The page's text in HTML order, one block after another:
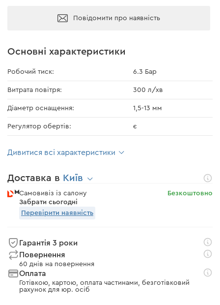
Повідомити про наявність
Основні характеристики
Робочий тиск: 6.3 Бар
Витрата повітря: 300 л/хв
Діаметр оснащення: 1,5-13 мм
Регулятор обертів: є
Дивитися всі характеристики
Доставка в Київ
Самовивіз із салону
Забрати сьогодні
Безкоштовно
Перевірити наявність
Гарантія 3 роки
Повернення
60 днів на повернення
Оплата
Готівкою, картою, оплата частинами, безготівковий
рахунок для юр. осіб